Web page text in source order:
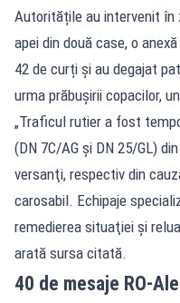
Autoritățile au intervenit în
apei din două case, o
42 de curți și au degajat
urma prăbușirii copacilor,
„Traficul rutier a fost
(DN 7C/AG şi DN 25/GL)
versanţi, respectiv din
carosabil. Echipaje
remedierea situaţiei şi
arată sursa citată.
40 de mesaje RO-